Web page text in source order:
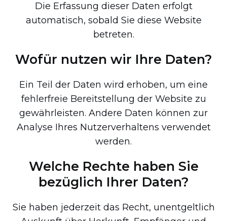
Die Erfassung dieser Daten erfolgt
automatisch, sobald Sie diese Website
betreten.
Wofür nutzen wir Ihre Daten?
Ein Teil der Daten wird erhoben, um eine
fehlerfreie Bereitstellung der Website zu
gewährleisten. Andere Daten können zur
Analyse Ihres Nutzerverhaltens verwendet
werden.
Welche Rechte haben Sie
bezüglich Ihrer Daten?
Sie haben jederzeit das Recht, unentgeltlich